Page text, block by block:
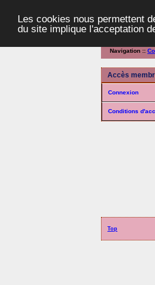
Les cookies nous permettent
du site implique l'acceptation
Navigation ::
Accès
Connexion
Conditions
Top